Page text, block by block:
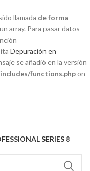
llamada de forma
array. Para pasar datos
Depuración en
se añadió en la versión
functions.phpon
SERIES 8